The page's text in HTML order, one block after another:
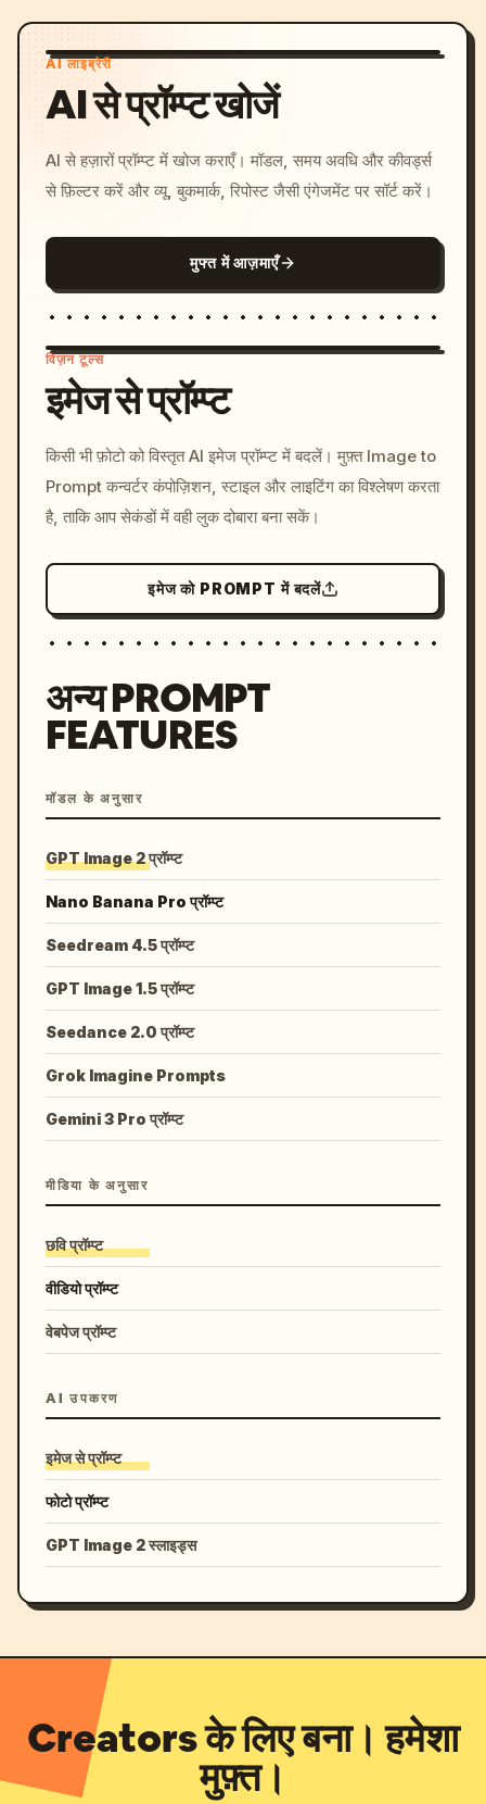
AI लाइब्रेरी
AI से प्रॉम्प्ट खोजें
AI से हज़ारों प्रॉम्प्ट में खोज कराएँ। मॉडल, समय अवधि और कीवर्ड्स
से फ़िल्टर करें और व्यू, बुकमार्क, रिपोस्ट जैसी एंगेजमेंट पर सॉर्ट करें।
मुफ्त में आज़माएँ
c, cyberpunk sunset, neon
colors, 8k --v 6.0
विज़न टूल्स
इमेज से प्रॉम्प्ट
किसी भी फ़ोटो को विस्तृत AI इमेज प्रॉम्प्ट में बदलें। मुफ़्त Image to
Prompt कन्वर्टर कंपोज़िशन, स्टाइल और लाइटिंग का विश्लेषण करता
है, ताकि आप सेकंडों में वही लुक दोबारा बना सकें।
इमेज को PROMPT में बदलें
अन्य PROMPT
FEATURES
मॉडल के अनुसार
GPT Image 2 प्रॉम्प्ट
Nano Banana Pro प्रॉम्प्ट
Seedream 4.5 प्रॉम्प्ट
GPT Image 1.5 प्रॉम्प्ट
Seedance 2.0 प्रॉम्प्ट
Grok Imagine Prompts
Gemini 3 Pro प्रॉम्प्ट
मीडिया के अनुसार
छवि प्रॉम्प्ट
वीडियो प्रॉम्प्ट
वेबपेज प्रॉम्प्ट
AI उपकरण
इमेज से प्रॉम्प्ट
फोटो प्रॉम्प्ट
GPT Image 2 स्लाइड्स
Creators के लिए बना। हमेशा
मुफ़्त।